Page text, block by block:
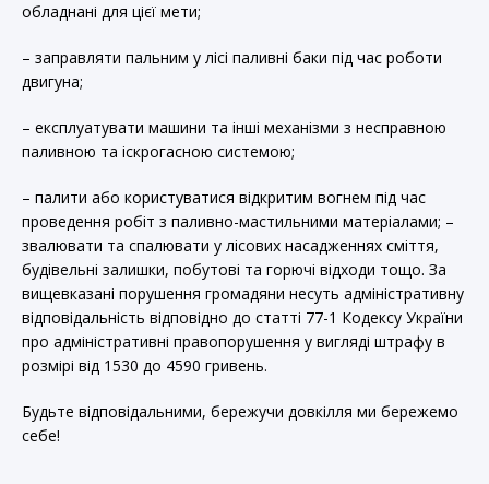
обладнані для цієї мети;
– заправляти пальним у лісі паливні баки під час роботи
двигуна;
– експлуатувати машини та інші механізми з несправною
паливною та іскрогасною системою;
– палити або користуватися відкритим вогнем під час
проведення робіт з паливно-мастильними матеріалами; –
звалювати та спалювати у лісових насадженнях сміття,
будівельні залишки, побутові та горючі відходи тощо. За
вищевказані порушення громадяни несуть адміністративну
відповідальність відповідно до статті 77-1 Кодексу України
про адміністративні правопорушення у вигляді штрафу в
розмірі від 1530 до 4590 гривень.
Будьте відповідальними, бережучи довкілля ми бережемо
себе!